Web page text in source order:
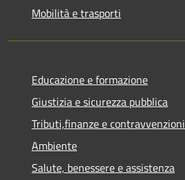
Mobilità e trasporti
Educazione e formazione
Giustizia e sicurezza pubblica
Tributi,finanze e contravvenzioni
Ambiente
Salute, benessere e assistenza